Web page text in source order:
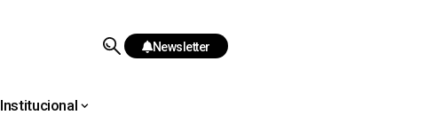
Newsletter
Institucional